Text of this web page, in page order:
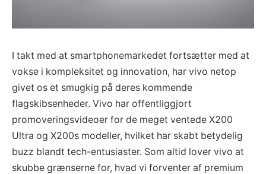
I takt med at smartphonemarkedet fortsætter med at
vokse i kompleksitet og innovation, har vivo netop
givet os et smugkig på deres kommende
flagskibsenheder. Vivo har offentliggjort
promoveringsvideoer for de meget ventede X200
Ultra og X200s modeller, hvilket har skabt betydelig
buzz blandt tech-entusiaster. Som altid lover vivo at
skubbe grænserne for, hvad vi forventer af premium